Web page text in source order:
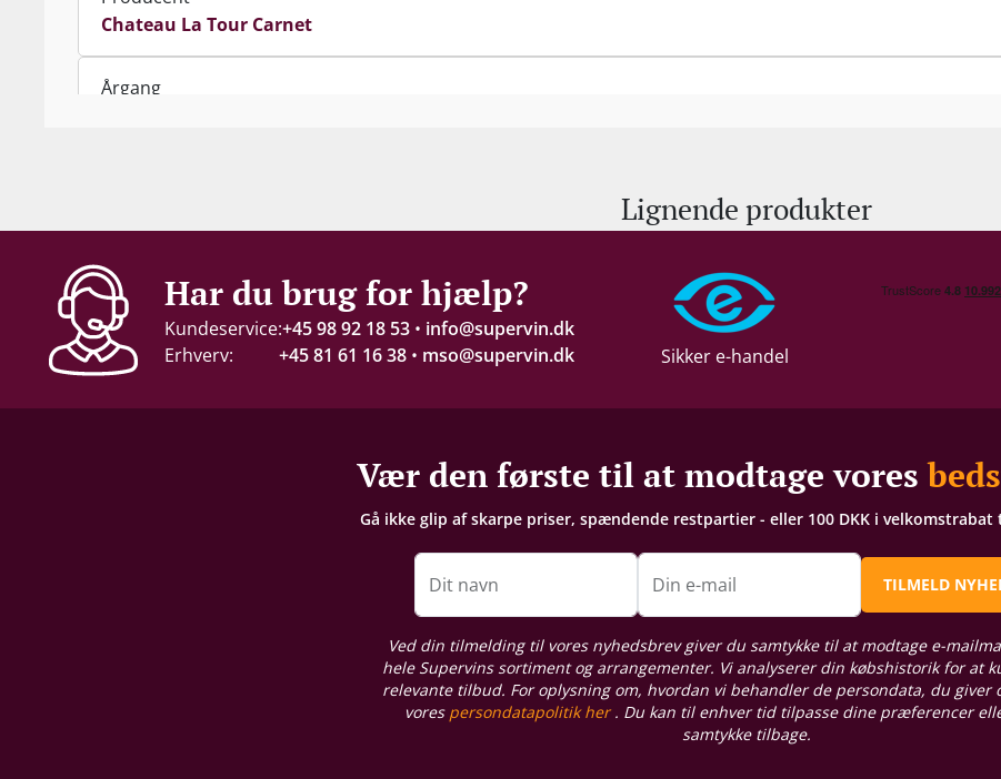
Chateau La Tour Carnet
Årgang
Alkohol-%
13 %
Servering
Lignende produkter
Har du brug for hjælp?
Kundeservice:+45 98 92 18 53 • info@supervin.dk
Erhverv:
+45 81 61 16 38 • mso@supervin.dk Sikker e-handel
Vær den første til at modtage vores
Gå ikke glip af skarpe priser, spændende restpartier - eller 100 DKK i
Dit navn Din e-mail TILMELD
Ved din tilmelding til vores nyhedsbrev giver du samtykke til at modtage e-
hele Supervins sortiment og arrangementer. Vi analyserer din købshistorik for at
relevante tilbud. For oplysning om, hvordan vi behandler de persondata, du giver
vores persondatapolitik her. Du kan til enhver tid tilpasse dine præferencer
samtykke tilbage.